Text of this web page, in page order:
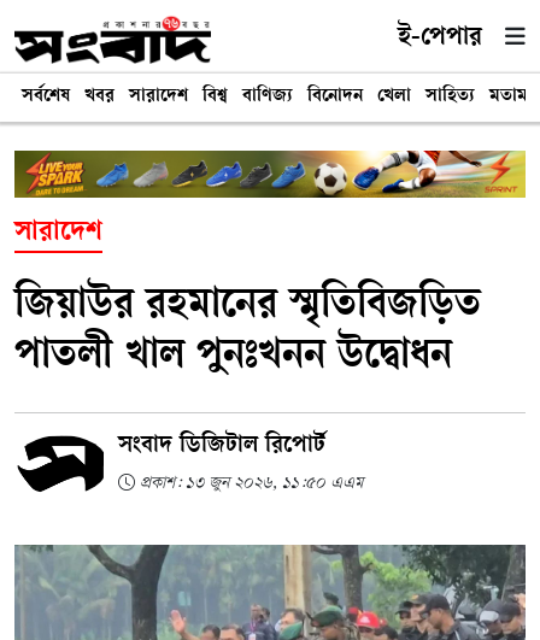
ই-পেপার
সর্বশেষ খবর সারাদেশ বিশ্ব বাণিজ্য বিনোদন খেলা সাহিত্য মতামত
সারাদেশ
জিয়াউর রহমানের স্মৃতিবিজড়িত
পাতলী খাল পুনঃখনন উদ্বোধন
সংবাদ ডিজিটাল রিপোর্ট
প্রকাশ: ১৩ জুন ২০২৬, ১১:৫০ এএম